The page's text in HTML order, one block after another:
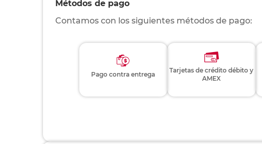
Métodos de pago
Contamos con los siguientes métodos de pago:
Pago contra entrega
Tarjetas de crédito débito y
AMEX